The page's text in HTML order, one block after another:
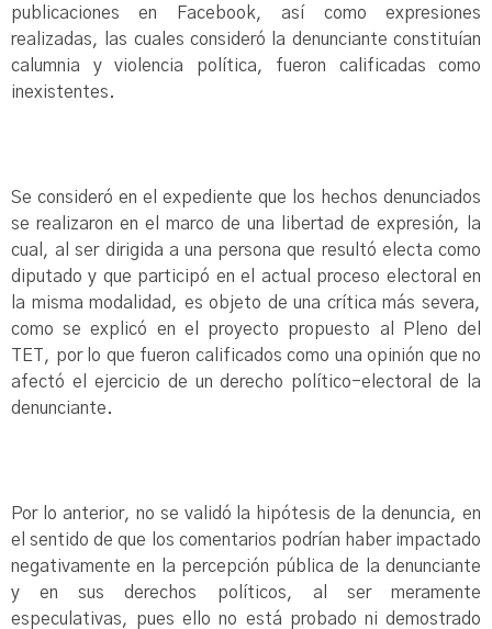
publicaciones en Facebook, así como expresiones
realizadas, las cuales consideró la denunciante constituían
calumnia y violencia política, fueron calificadas como
inexistentes.
Se consideró en el expediente que los hechos denunciados
se realizaron en el marco de una libertad de expresión, la
cual, al ser dirigida a una persona que resultó electa como
diputado y que participó en el actual proceso electoral en
la misma modalidad, es objeto de una crítica más severa,
como se explicó en el proyecto propuesto al Pleno del
TET, por lo que fueron calificados como una opinión que no
afectó el ejercicio de un derecho político-electoral de la
denunciante.
Por lo anterior, no se validó la hipótesis de la denuncia, en
el sentido de que los comentarios podrían haber impactado
negativamente en la percepción pública de la denunciante
y en sus derechos políticos, al ser meramente
especulativas, pues ello no está probado ni demostrado